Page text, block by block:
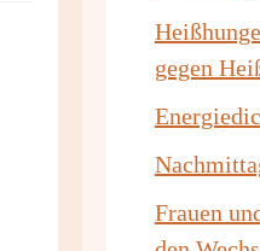
gegen
Frauen